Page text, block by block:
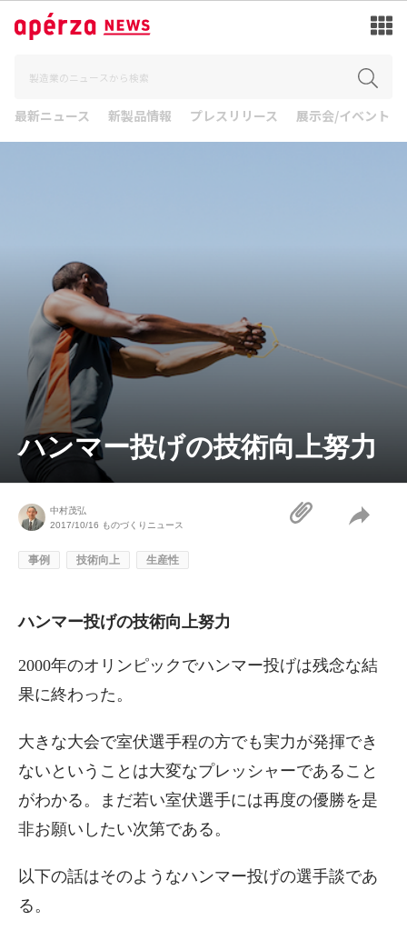
最新ニュース 新製品情報 プレスリリース 展示会/イベント
ハンマー投げの技術向上努力
中村茂弘
2017/10/16 ものづくりニュース
事例 技術向上 生産性
ハンマー投げの技術向上努力
2000年のオリンピックでハンマー投げは残念な結
果に終わった。
大きな大会で室伏選手程の方でも実力が発揮でき
ないということは大変なプレッシャーであること
がわかる。まだ若い室伏選手には再度の優勝を是
非お願いしたい次第である。
以下の話はそのようなハンマー投げの選手談であ
る。